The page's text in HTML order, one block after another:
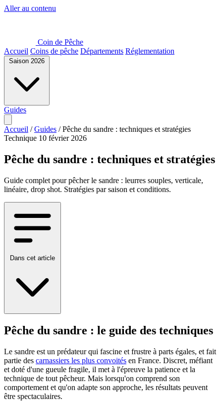
Aller au contenu
Coin de Pêche
Accueil Coins de pêche Départements Réglementation
Saison 2026
Guides
Accueil / Guides / Pêche du sandre : techniques et stratégies
Technique 10 février 2026
Pêche du sandre : techniques et stratégies
Guide complet pour pêcher le sandre : leurres souples, verticale,
linéaire, drop shot. Stratégies par saison et conditions.
Dans cet article
Pêche du sandre : le guide des techniques
Le sandre est un prédateur qui fascine et frustre à parts égales, et fait
partie des carnassiers les plus convoités en France. Discret, méfiant
et doté d'une gueule fragile, il met à l'épreuve la patience et la
technique de tout pêcheur. Mais lorsqu'on comprend son
comportement et qu'on adapte son approche, les résultats peuvent
être spectaculaires.